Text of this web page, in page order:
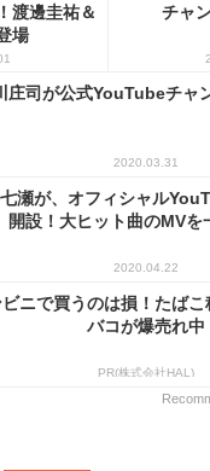
渡邊圭祐＆
場
チャ
庄司が公式YouTubeチャ
2020.03.31
瀬が、オフィシャル
開設！大ヒット曲のMVを
2020.04.22
ビニで買うのは損！たばこ
バコが爆売れ中
PR(株式会社HAL)